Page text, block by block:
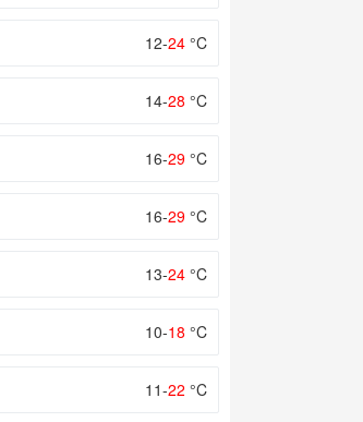
12-24 °C
14-28 °C
16-29 °C
16-29 °C
13-24 °C
10-18 °C
11-22 °C